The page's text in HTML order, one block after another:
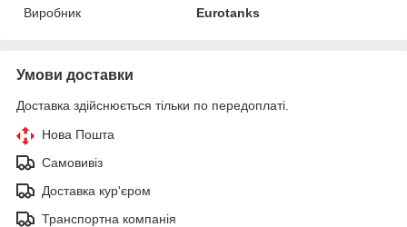
Виробник
Eurotanks
Умови доставки
Доставка здійснюється тільки по передоплаті.
Нова Пошта
Самовивіз
Доставка кур'єром
Транспортна компанія